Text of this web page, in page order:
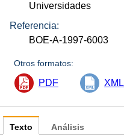
Universidades
Referencia:
BOE-A-1997-6003
Otros formatos:
PDF XML
Texto Análisis